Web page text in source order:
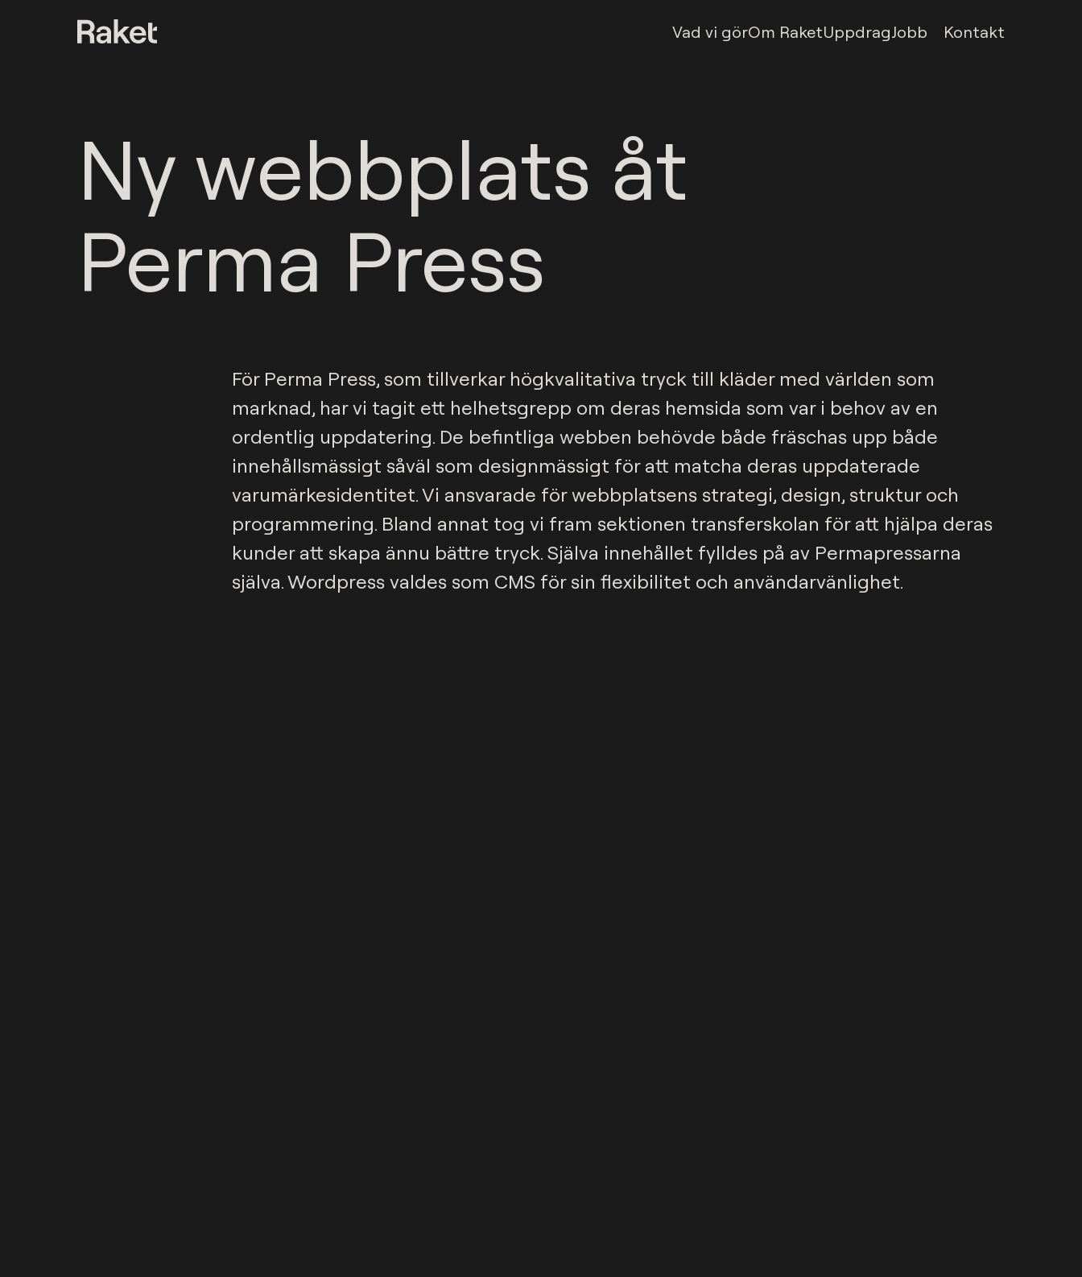
Vad vi görOm RaketUppdragJobb Kontakt
Ny webbplats åt
Perma Press
För Perma Press, som tillverkar högkvalitativa tryck till kläder med världen som
marknad, har vi tagit ett helhetsgrepp om deras hemsida som var i behov av en
ordentlig uppdatering. De befintliga webben behövde både fräschas upp både
innehållsmässigt såväl som designmässigt för att matcha deras uppdaterade
varumärkesidentitet. Vi ansvarade för webbplatsens strategi, design, struktur och
programmering. Bland annat tog vi fram sektionen transferskolan för att hjälpa deras
kunder att skapa ännu bättre tryck. Själva innehållet fylldes på av Permapressarna
själva. Wordpress valdes som CMS för sin flexibilitet och användarvänlighet.